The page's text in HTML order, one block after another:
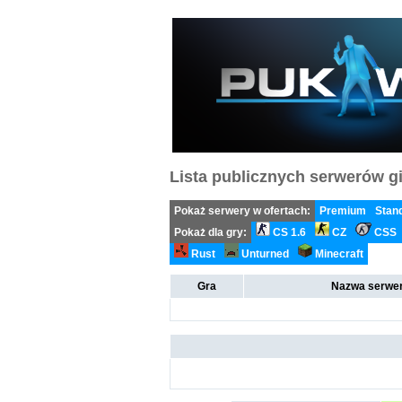
Lista publicznych serwerów
Pokaż serwery w ofertach: Premium
Pokaż dla gry:
CS 1.6 CZ
CSS
Rust
Unturned Minecraft
Gra Nazwa